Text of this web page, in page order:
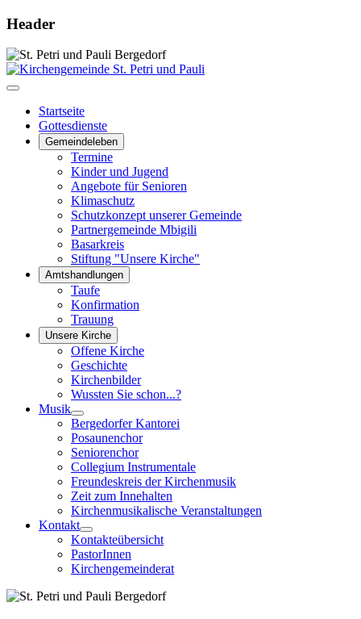
Header
Startseite
Gottesdienste
Gemeindeleben
Termine
Kinder und Jugend
Angebote für Senioren
Klimaschutz
Schutzkonzept unserer Gemeinde
Partnergemeinde Mbigili
Basarkreis
Stiftung "Unsere Kirche"
Amtshandlungen
Taufe
Konfirmation
Trauung
Unsere Kirche
Offene Kirche
Geschichte
Kirchenbilder
Wussten Sie schon...?
Musik
Bergedorfer Kantorei
Posaunenchor
Seniorenchor
Collegium Instrumentale
Freundeskreis der Kirchenmusik
Zeit zum Innehalten
Kirchenmusikalische Veranstaltungen
Kontakt
Kontakteübersicht
PastorInnen
Kirchengemeinderat